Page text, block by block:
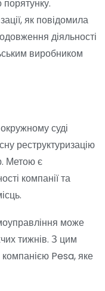
як повідомила
діяльності
виробником
суді
реструктуризацію
Метою є
компанії та
може
тижнів. З цим
Pesa, яке